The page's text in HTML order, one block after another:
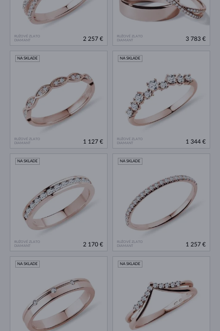
RUŽOVÉ ZLATO
DIAMANT
2 257 €
RUŽOVÉ ZLATO
DIAMANT
3 783 €
RUŽOVÉ ZLATO
DIAMANT
NA SKLADE
1 127 €
RUŽOVÉ ZLATO
DIAMANT
NA SKLADE
1 344 €
RUŽOVÉ ZLATO
DIAMANT
NA SKLADE
2 170 €
RUŽOVÉ ZLATO
DIAMANT
NA SKLADE
1 257 €
NA SKLADE NA SKLADE